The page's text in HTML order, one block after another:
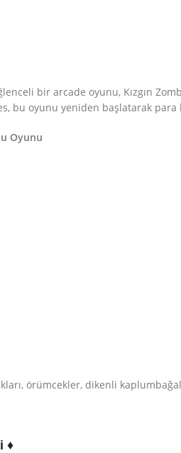
bir arcade oyunu, Kızgın
bu oyunu yeniden başlatarak
Oyunu
örümcekler, dikenli
♦